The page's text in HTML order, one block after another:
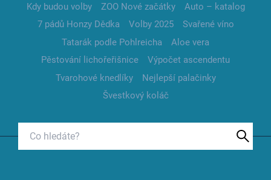
Kdy budou volby
ZOO Nové začátky
Auto – katalog
7 pádů Honzy Dědka
Volby 2025
Svařené víno
Tatarák podle Pohlreicha
Aloe vera
Pěstování lichořeřišnice
Výpočet ascendentu
Tvarohové knedlíky
Nejlepší palačinky
Švestkový koláč